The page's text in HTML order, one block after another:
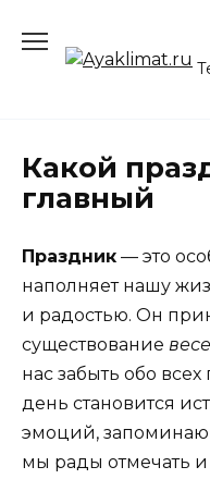
содержанию
Какой
главный
Праздник — это
наполняет нашу
и радостью. Он
существование
нас забыть обо всех
день становится
эмоций,
мы рады отмечать и